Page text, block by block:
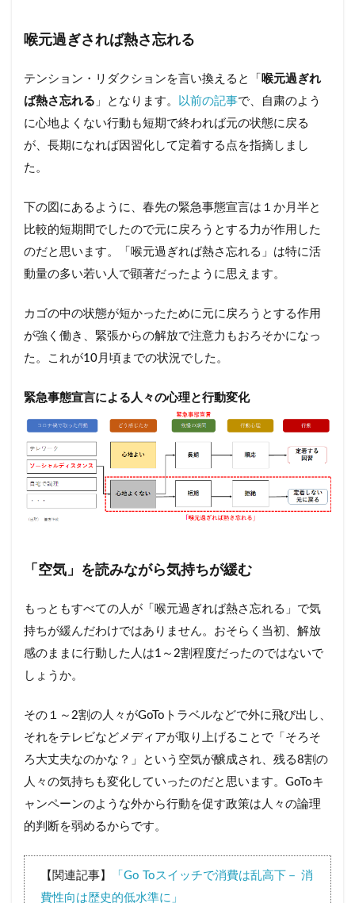
喉元過ぎされば熱さ忘れる
テンション・リダクションを言い換えると「 喉元過ぎれ
ば熱さ忘れる 」となります。 以前の記事で、自粛のよう
に心地よくない行動も短期で終われば元の状態に戻る
が、長期になれば因習化して定着する点を指摘しまし
た。
下の図にあるように、春先の緊急事態宣言は１か月半と
比較的短期間でしたので元に戻ろうとする力が作用した
のだと思います。「喉元過ぎれば熱さ忘れる」は特に活
動量の多い若い人で顕著だったように思えます。
カゴの中の状態が短かったために元に戻ろうとする作用
が強く働き、緊張からの解放で注意力もおろそかになっ
た。これが10月頃までの状況でした。
緊急事態宣言による人々の心理と行動変化
「空気」を読みながら気持ちが緩む
もっともすべての人が「喉元過ぎれば熱さ忘れる」で気
持ちが緩んだわけではありません。おそらく当初、解放
感のままに行動した人は1～2割程度だったのではないで
しょうか。
その１～2割の人々がGoToトラベルなどで外に飛び出し、
それをテレビなどメディアが取り上げることで「そろそ
ろ大丈夫なのかな？」という空気が醸成され、残る8割の
人々の気持ちも変化していったのだと思います。GoToキ
ャンペーンのような外から行動を促す政策は人々の論理
的判断を弱めるからです。
【関連記事】
「Go Toスイッチで消費は乱高下－ 消
費性向は歴史的低水準に」